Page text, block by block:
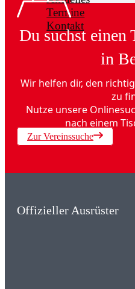
Termine
Kontakt
Du suchst einen
in
Wir helfen dir, den
zu
Nutze unsere
nach einem
Zur Vereinssuche
Offizieller Ausrüster